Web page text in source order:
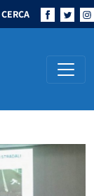
CERCA